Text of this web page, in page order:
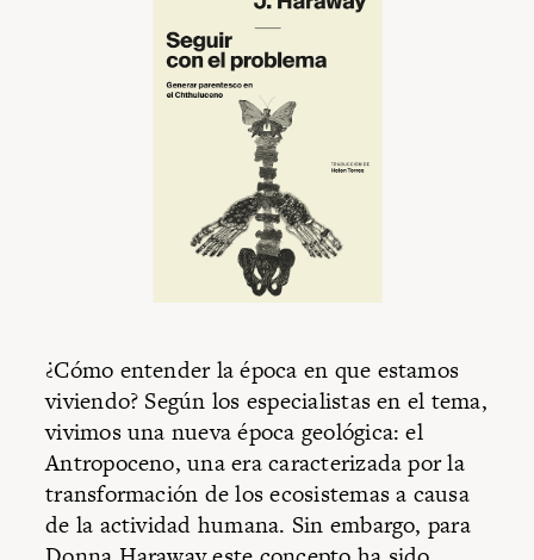
¿Cómo entender la época en que estamos
viviendo? Según los especialistas en el tema,
vivimos una nueva época geológica: el
Antropoceno, una era caracterizada por la
transformación de los ecosistemas a causa
de la actividad humana. Sin embargo, para